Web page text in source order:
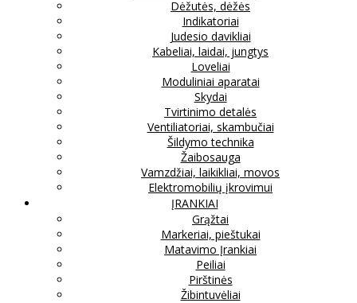
Dėžutės, dėžės
Indikatoriai
Judesio davikliai
Kabeliai, laidai, jungtys
Loveliai
Moduliniai aparatai
Skydai
Tvirtinimo detalės
Ventiliatoriai, skambučiai
Šildymo technika
Žaibosauga
Vamzdžiai, laikikliai, movos
Elektromobilių įkrovimui
ĮRANKIAI
Grąžtai
Markeriai, pieštukai
Matavimo Įrankiai
Peiliai
Pirštinės
Žibintuvėliai